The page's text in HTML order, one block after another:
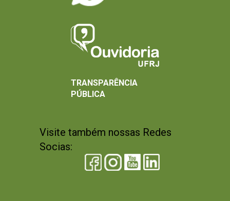
Visite também nossas Redes
Socias:
TRANSPARÊNCIA
PÚBLICA